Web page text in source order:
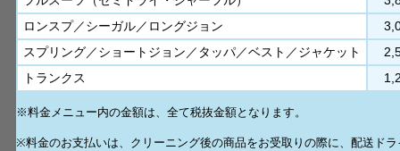
ロンスプ／シーガル／ロングジョン
スプリング／ショートジョン／タッパ／ベスト／ジャケット
トランクス
※料金メニュー内の金額は、全て税抜金額となります。
※料金のお支払いは、クリーニング後の商品をお受取りの際に、配送ド